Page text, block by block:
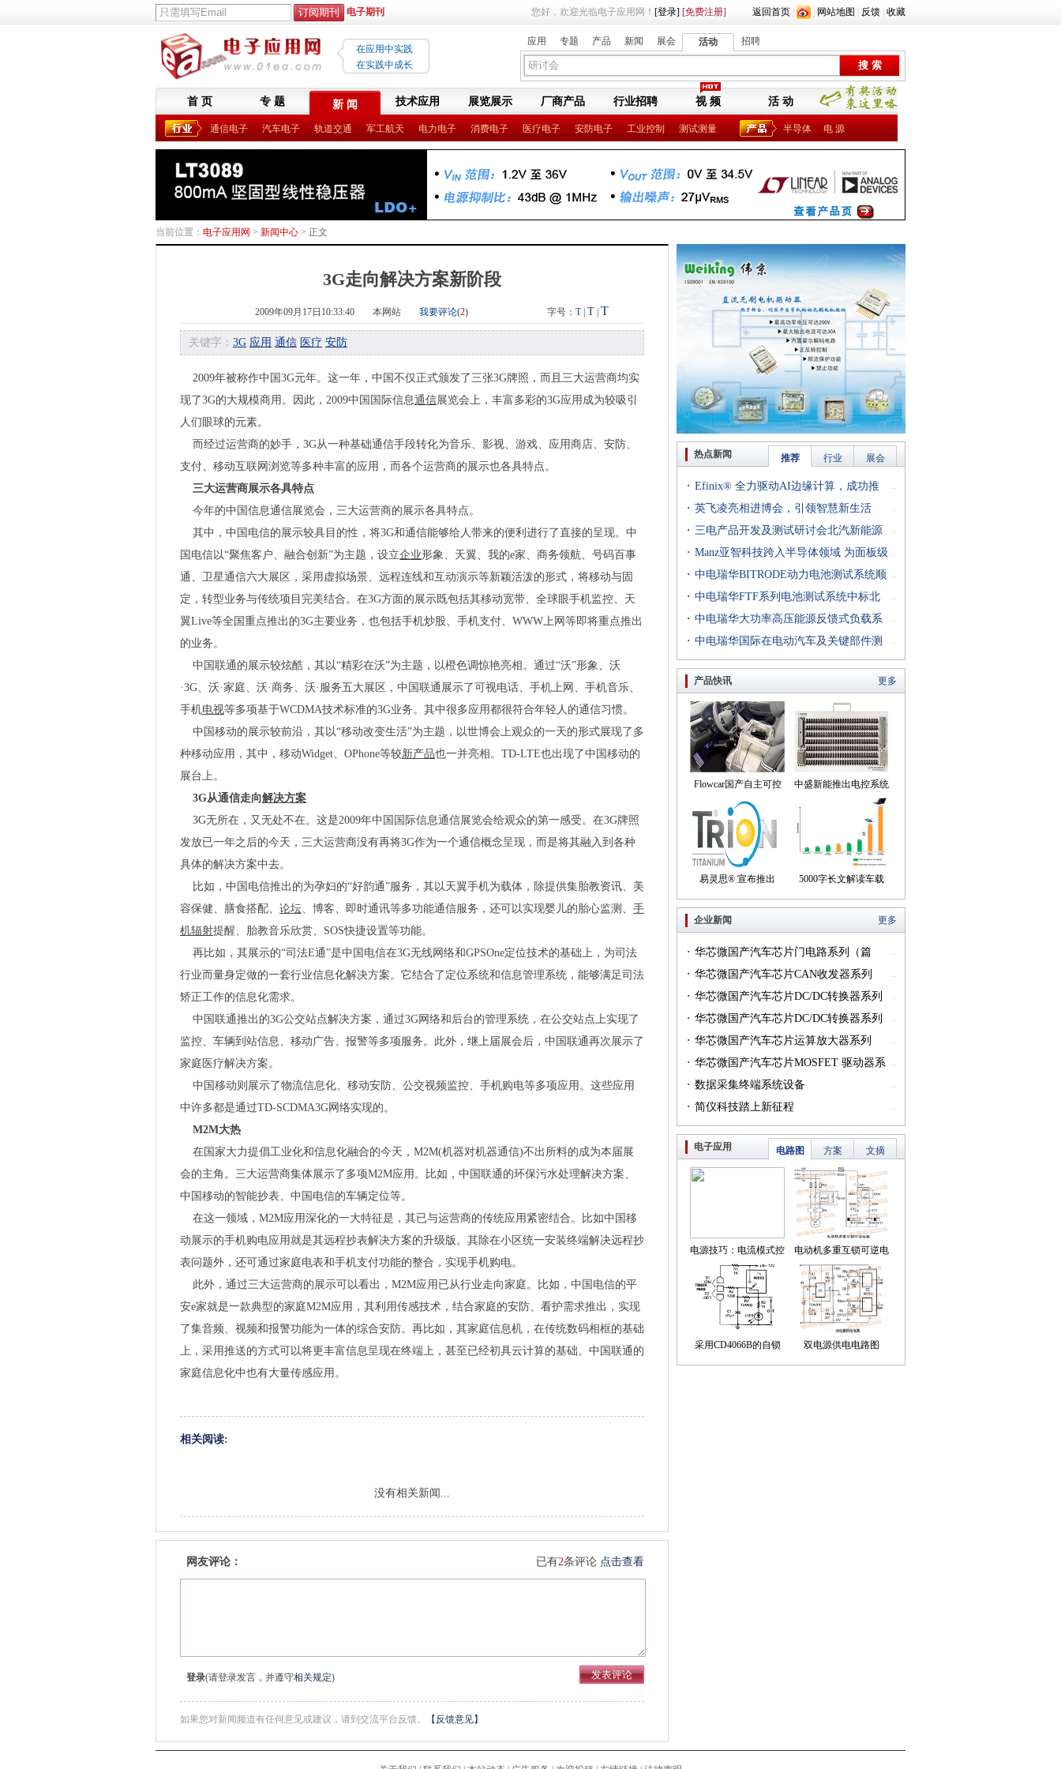
电子期刊 您好，欢迎光临电子应用网！ [登录] [免费注册] 返回首页 网站地图 反馈 收藏
在应用中实践
在实践中成长
应用 专题 产品 新闻 展会 活动 招聘
首 页 专 题 新 闻 技术应用 展览展示 厂商产品 行业招聘 视 频 活 动
通信电子 汽车电子 轨道交通 军工航天 电力电子 消费电子 医疗电子 安防电子 工业控制 测试测量 半导体 电 源
当前位置： 电子应用网 > 新闻中心 > 正文
3G走向解决方案新阶段
2009年09月17日10:33:40 本网站 我要评论(2) 字号： T| T T
关键字： 3G 应用 通信 医疗 安防
2009年被称作中国3G元年。这一年，中国不仅正式颁发了三张3G牌照，而且三大运营商均实
现了3G的大规模商用。因此，2009中国国际信息通信展览会上，丰富多彩的3G应用成为较吸引
人们眼球的元素。
而经过运营商的妙手，3G从一种基础通信手段转化为音乐、影视、游戏、应用商店、安防、
支付、移动互联网浏览等多种丰富的应用，而各个运营商的展示也各具特点。
三大运营商展示各具特点
今年的中国信息通信展览会，三大运营商的展示各具特点。
其中，中国电信的展示较具目的性，将3G和通信能够给人带来的便利进行了直接的呈现。中
国电信以“聚焦客户、融合创新”为主题，设立企业形象、天翼、我的e家、商务领航、号码百事
通、卫星通信六大展区，采用虚拟场景、远程连线和互动演示等新颖活泼的形式，将移动与固
定，转型业务与传统项目完美结合。在3G方面的展示既包括其移动宽带、全球眼手机监控、天
翼Live等全国重点推出的3G主要业务，也包括手机炒股、手机支付、WWW上网等即将重点推出
的业务。
中国联通的展示较炫酷，其以“精彩在沃”为主题，以橙色调惊艳亮相。通过“沃”形象、沃
·3G、沃·家庭、沃·商务、沃·服务五大展区，中国联通展示了可视电话、手机上网、手机音乐、
手机电视等多项基于WCDMA技术标准的3G业务。其中很多应用都很符合年轻人的通信习惯。
中国移动的展示较前沿，其以“移动改变生活”为主题，以世博会上观众的一天的形式展现了多
种移动应用，其中，移动Widget、OPhone等较新产品也一并亮相。TD-LTE也出现了中国移动的
展台上。
3G从通信走向解决方案
3G无所在，又无处不在。这是2009年中国国际信息通信展览会给观众的第一感受。在3G牌照
发放已一年之后的今天，三大运营商没有再将3G作为一个通信概念呈现，而是将其融入到各种
具体的解决方案中去。
比如，中国电信推出的为孕妇的“好韵通”服务，其以天翼手机为载体，除提供集胎教资讯、美
容保健、膳食搭配、 论坛、博客、即时通讯等多功能通信服务，还可以实现婴儿的胎心监测、 手
机辐射提醒、胎教音乐欣赏、SOS快捷设置等功能。
再比如，其展示的“司法E通”是中国电信在3G无线网络和GPSOne定位技术的基础上，为司法
行业而量身定做的一套行业信息化解决方案。它结合了定位系统和信息管理系统，能够满足司法
矫正工作的信息化需求。
中国联通推出的3G公交站点解决方案，通过3G网络和后台的管理系统，在公交站点上实现了
监控、车辆到站信息、移动广告、报警等多项服务。此外，继上届展会后，中国联通再次展示了
家庭医疗解决方案。
中国移动则展示了物流信息化、移动安防、公交视频监控、手机购电等多项应用。这些应用
中许多都是通过TD-SCDMA3G网络实现的。
M2M大热
在国家大力提倡工业化和信息化融合的今天，M2M(机器对机器通信)不出所料的成为本届展
会的主角。三大运营商集体展示了多项M2M应用。比如，中国联通的环保污水处理解决方案、
中国移动的智能抄表、中国电信的车辆定位等。
在这一领域，M2M应用深化的一大特征是，其已与运营商的传统应用紧密结合。比如中国移
动展示的手机购电应用就是其远程抄表解决方案的升级版。其除在小区统一安装终端解决远程抄
表问题外，还可通过家庭电表和手机支付功能的整合，实现手机购电。
此外，通过三大运营商的展示可以看出，M2M应用已从行业走向家庭。比如，中国电信的平
安e家就是一款典型的家庭M2M应用，其利用传感技术，结合家庭的安防、看护需求推出，实现
了集音频、视频和报警功能为一体的综合安防。再比如，其家庭信息机，在传统数码相框的基础
上，采用推送的方式可以将更丰富信息呈现在终端上，甚至已经初具云计算的基础。中国联通的
家庭信息化中也有大量传感应用。
相关阅读:
没有相关新闻...
网友评论： 已有2条评论 点击查看
登录(请登录发言，并遵守相关规定)
如果您对新闻频道有任何意见或建议，请到交流平台反馈。 【反馈意见】
热点新闻 展会
行业
推荐
...
· Efinix® 全力驱动AI边缘计算，成功推
出Trion™ T20 FPGA样品, 同时将产品扩展
到二十万逻辑单元的T200 FPGA
...
· 英飞凌亮相进博会，引领智慧新生活
...
· 三电产品开发及测试研讨会北汽新能源
专场成功举行
...
· Manz亚智科技跨入半导体领域 为面板级
扇出型封装提供化学湿制程、涂布及激光应
用等生产设备解决方案
...
· 中电瑞华BITRODE动力电池测试系统顺
利交付北汽新能源
...
· 中电瑞华FTF系列电池测试系统中标北
京新能源汽车股份有限公司
...
· 中电瑞华大功率高压能源反馈式负载系
统成功交付中电熊猫
...
· 中电瑞华国际在电动汽车及关键部件测
评研讨会上演绎先进测评技术
产品快讯 更多
Flowcar国产自主可控
自动驾驶机器人来到我
们身边
中盛新能推出电控系统
控制器BOB集成断线
易灵思® 宣布推出
Trion® Titanium FPGA
系列
5000字长文解读车载
USB供电的方方面面
企业新闻
更多
...
· 华芯微国产汽车芯片门电路系列（篇
一）
...
· 华芯微国产汽车芯片CAN收发器系列
（篇一）
...
· 华芯微国产汽车芯片DC/DC转换器系列
...
· 华芯微国产汽车芯片DC/DC转换器系列
...
· 华芯微国产汽车芯片运算放大器系列
（篇一）
...
· 华芯微国产汽车芯片MOSFET 驱动器系
列（篇一）
...
· 数据采集终端系统设备
...
· 简仪科技踏上新征程
电子应用 文摘
方案
电路图
电源技巧：电流模式控
制简化了对降压LED稳
压器的补偿
电动机多重互锁可逆电
路
采用CD4066B的自锁
式触摸开关电路
双电源供电电路图